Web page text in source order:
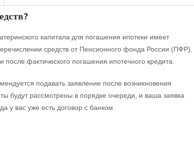
капитала для погашения ипотеки имеет
средств от Пенсионного фонда России (ПФР).
фактического погашения ипотечного кредита.
подавать заявление после возникновения
будут рассмотрены в порядке очереди, и ваша заявка
у вас уже есть договор с банком.